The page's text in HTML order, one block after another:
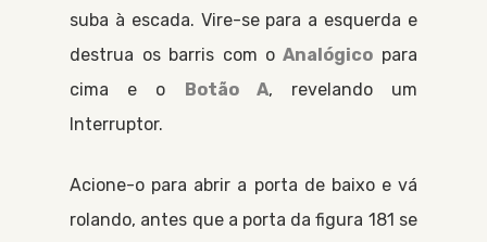
suba à escada. Vire-se para a esquerda e
destrua os barris com oAnalógico para
cima e o Botão A, revelando um
Interruptor.
Acione-o para abrir a porta de baixo e vá
rolando, antes que a porta da figura 181 se